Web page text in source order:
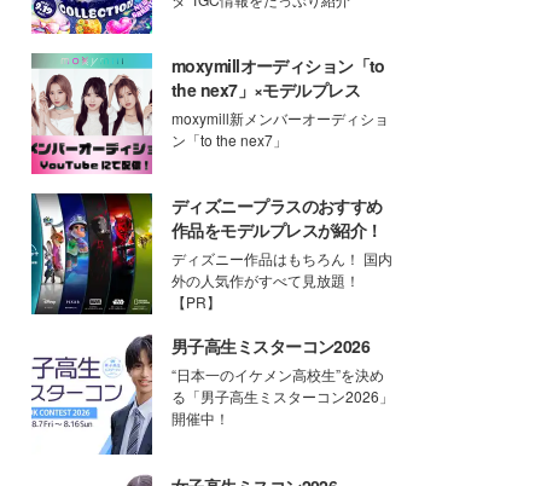
moxymillオーディション「to
the nex7」×モデルプレス
moxymill新メンバーオーディショ
ン「to the nex7」
ディズニープラスのおすすめ
作品をモデルプレスが紹介！
ディズニー作品はもちろん！ 国内
外の人気作がすべて見放題！
【PR】
男子高生ミスターコン2026
“日本一のイケメン高校生”を決め
る「男子高生ミスターコン2026」
開催中！